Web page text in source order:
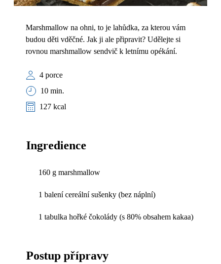
Marshmallow na ohni, to je lahůdka, za kterou vám
budou děti vděčné. Jak ji ale připravit? Udělejte si
rovnou marshmallow sendvič k letnímu opékání.
4 porce
10 min.
127 kcal
Ingredience
160 g marshmallow
1 balení cereální sušenky (bez náplní)
1 tabulka hořké čokolády (s 80% obsahem kakaa)
Postup přípravy